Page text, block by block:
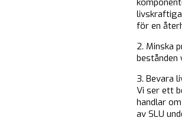
för en
2. Minska
bestånden
3. Bevara
Vi ser ett
handlar
av SLU